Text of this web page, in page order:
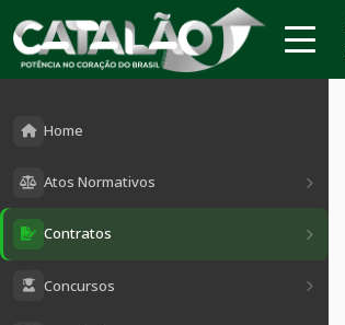
Home
Atos Normativos
Contratos
Concursos